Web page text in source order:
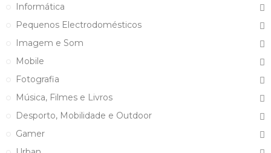
Informática
Pequenos Electrodomésticos
Imagem e Som
Mobile
Fotografia
Música, Filmes e Livros
Desporto, Mobilidade e Outdoor
Gamer